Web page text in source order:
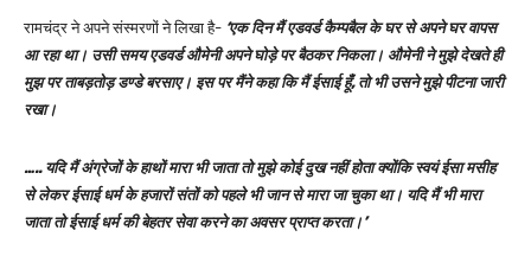
रामचंद्र ने अपने संस्मरणों ने लिखा है- ‘एक दिन मैं एडवर्ड कैम्पबैल के घर से अपने घर वापस
आ रहा था। उसी समय एडवर्ड औमेनी अपने घोड़े पर बैठकर निकला। औमेनी ने मुझे देखते ही
मुझ पर ताबड़तोड़ डण्डे बरसाए। इस पर मैंने कहा कि मैं ईसाई हूँ, तो भी उसने मुझे पीटना जारी
रखा।
….. यदि मैं अंग्रेजों के हाथों मारा भी जाता तो मुझे कोई दुख नहीं होता क्योंकि स्वयं ईसा मसीह
से लेकर ईसाई धर्म के हजारों संतों को पहले भी जान से मारा जा चुका था। यदि मैं भी मारा
जाता तो ईसाई धर्म की बेहतर सेवा करने का अवसर प्राप्त करता।’